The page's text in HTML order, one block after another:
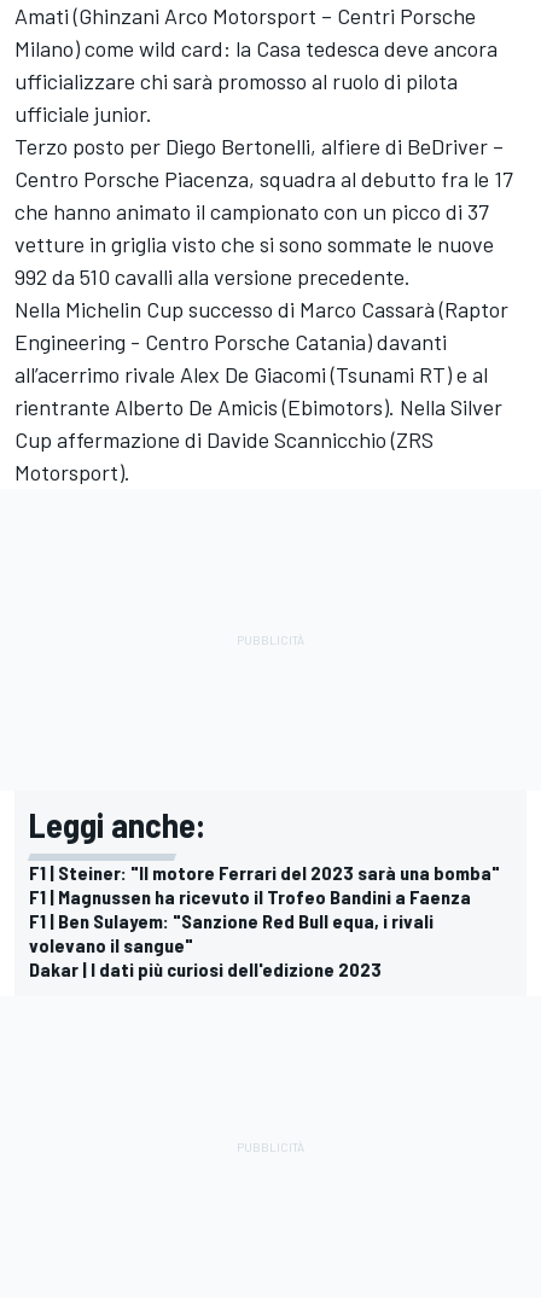
Amati (Ghinzani Arco Motorsport – Centri Porsche
Milano) come wild card: la Casa tedesca deve ancora
ufficializzare chi sarà promosso al ruolo di pilota
ufficiale junior.
Terzo posto per Diego Bertonelli, alfiere di BeDriver –
Centro Porsche Piacenza, squadra al debutto fra le 17
che hanno animato il campionato con un picco di 37
vetture in griglia visto che si sono sommate le nuove
992 da 510 cavalli alla versione precedente.
Nella Michelin Cup successo di Marco Cassarà (Raptor
Engineering - Centro Porsche Catania) davanti
all’acerrimo rivale Alex De Giacomi (Tsunami RT) e al
rientrante Alberto De Amicis (Ebimotors). Nella Silver
Cup affermazione di Davide Scannicchio (ZRS
Motorsport).
Leggi anche:
F1 | Steiner: "Il motore Ferrari del 2023 sarà una bomba"
F1 | Magnussen ha ricevuto il Trofeo Bandini a Faenza
F1 | Ben Sulayem: "Sanzione Red Bull equa, i rivali
volevano il sangue"
Dakar | I dati più curiosi dell'edizione 2023